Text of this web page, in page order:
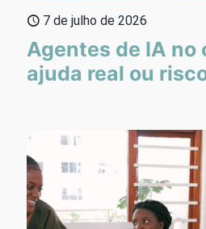
7 de julho de 2026
Agentes de IA no
ajuda real ou